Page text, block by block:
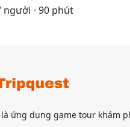
người · 90 phút
ứng dụng game tour khám